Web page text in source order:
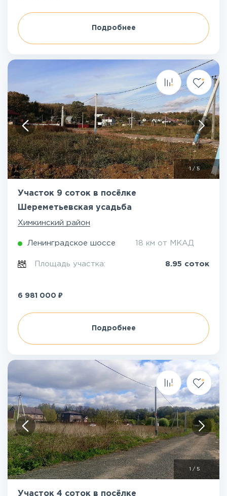
Подробнее
1/5
Участок 9 соток в посёлке
Шереметьевская усадьба
Химкинский район
Ленинградское шоссе 18 км от МКАД
Площадь участка: 8.95 соток
6 981 000 ₽
Подробнее
/ 5
Участок 4 соток в посёлке